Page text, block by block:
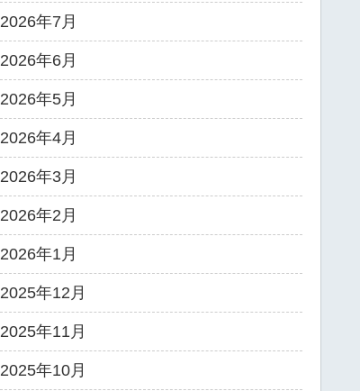
2026年7月
2026年6月
2026年5月
2026年4月
2026年3月
2026年2月
2026年1月
2025年12月
2025年11月
2025年10月